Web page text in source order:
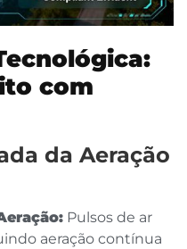
com
da Aeração
Pulsos de ar
aeração contínua